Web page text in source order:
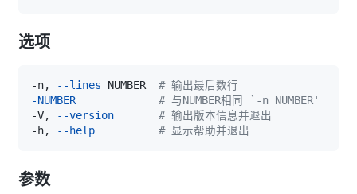
选项
-n, --lines NUMBER # 输出最后数行
-NUMBER
# 与NUMBER相同 `-n NUMBER'
-V,
--version
# 输出版本信息并退出
-h,
--help # 显示帮助并退出
参数